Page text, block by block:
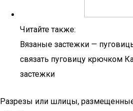
Читайте также:
Вязаные застежки —
связать пуговицу крючком
застежки
Разрезы или шлицы,